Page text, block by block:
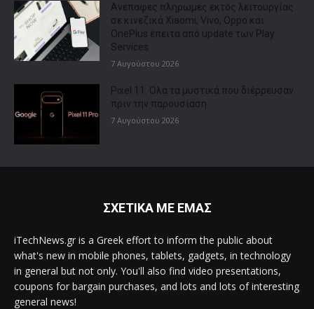
Ανέπαφες πληρωμές εκτός λειτουργίας
σε κινεζικά Xiaomi, Vivo, Oppo και
OnePlus έπειτα από update των Play
Services
7 Αυγούστου 2026
Pixel 11: Όλα τα μυστικά που διέρρευσαν
πριν την παρουσίαση
7 Αυγούστου 2026
ΣΧΕΤΙΚΑ ΜΕ ΕΜΑΣ
iTechNews.gr is a Greek effort to inform the public about
what's new in mobile phones, tablets, gadgets, in technology
in general but not only. You'll also find video presentations,
coupons for bargain purchases, and lots and lots of interesting
general news!